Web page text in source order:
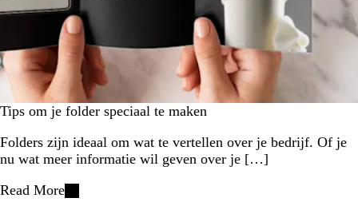
Tips om je folder speciaal te maken
Folders zijn ideaal om wat te vertellen over je bedrijf. Of je
nu wat meer informatie wil geven over je […]
Read More